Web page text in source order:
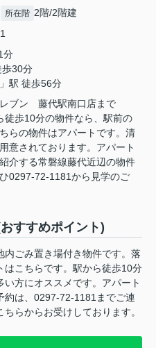
所在階 2階/2階建
分
歩30分
」駅 徒歩56分
ブン 藤代駅南口店まで
徒歩10分の物件なら、駅前の
らの物件はアパートです。清
意されております。アパート
介する常磐線藤代近辺の物件
0297-72-1181から見学のご
すすめポイント)
ごみ置き場付き物件です。落
はこちらです。駅から徒歩10分
方にオススメです。アパート
は、0297-72-1181までご連
らからお受けしております。